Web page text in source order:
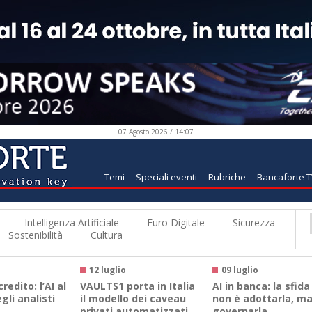
07 Agosto 2026 / 14:07
Temi Speciali eventi Rubriche Bancaforte
Intelligenza Artificiale Euro Digitale
Sicurezza
Sostenibilità Cultura
l’AI al
analisti
12 luglio
VAULTS1 porta in Italia
il modello dei caveau
09 luglio
AI in banca: la sfida
non è adottarla, ma